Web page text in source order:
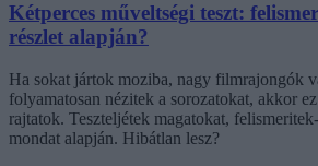
Kétperces műveltségi teszt:
részlet alapján?
Ha sokat jártok moziba, nagy filmrajongók
folyamatosan nézitek a sorozatokat, akkor
rajtatok. Teszteljétek magatokat,
mondat alapján. Hibátlan lesz?